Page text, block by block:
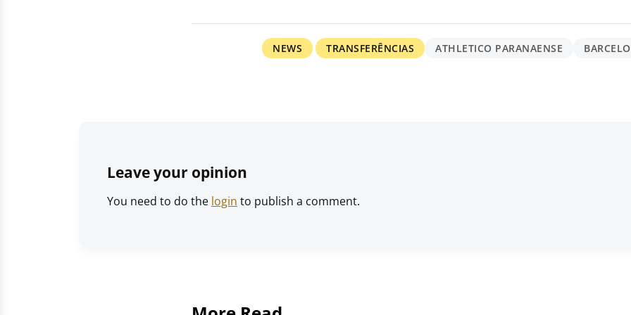
NEWS TRANSFERÊNCIAS ATHLETICO PARANAENSE
Leave your opinion
You need to do the login to publish a comment.